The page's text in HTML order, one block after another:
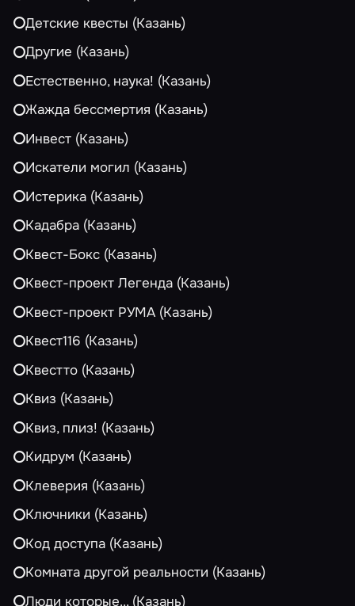
Детские квесты (Казань)
Другие (Казань)
Естественно, наука! (Казань)
Жажда бессмертия (Казань)
Инвест (Казань)
Искатели могил (Казань)
Истерика (Казань)
Кадабра (Казань)
Квест-Бокс (Казань)
Квест-проект Легенда (Казань)
Квест-проект РУМА (Казань)
Квест116 (Казань)
Квестто (Казань)
Квиз (Казань)
Квиз, плиз! (Казань)
Кидрум (Казань)
Клеверия (Казань)
Ключники (Казань)
Код доступа (Казань)
Комната другой реальности (Казань)
Люди которые... (Казань)